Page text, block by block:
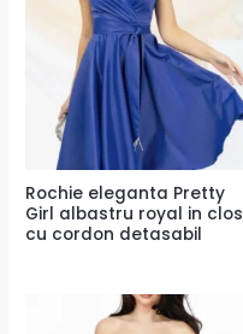
Rochie eleganta Pretty
Girl albastru royal in clos
cu cordon detasabil